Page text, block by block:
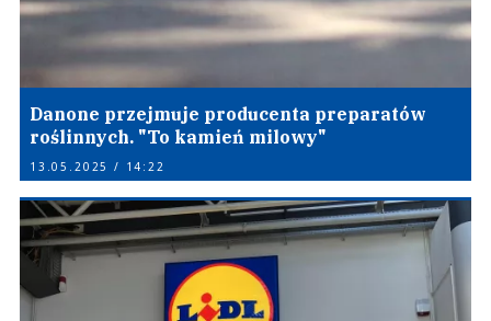
Danone przejmuje producenta preparatów
roślinnych. "To kamień milowy"
13.05.2025 / 14:22